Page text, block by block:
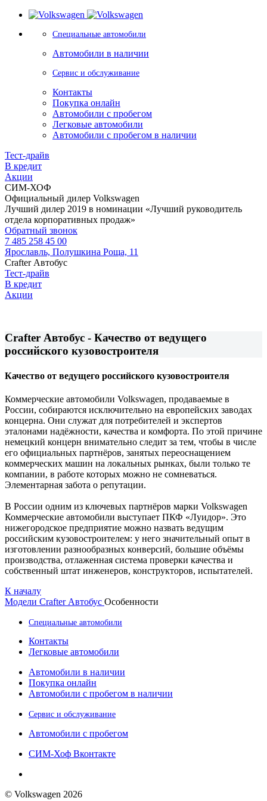
Специальные автомобили
Автомобили в наличии
Сервис и обслуживание
Контакты
Покупка онлайн
Автомобили с пробегом
Легковые автомобили
Автомобили с пробегом в наличии
Тест-драйв
В кредит
Акции
СИМ-ХОФ
Официальный дилер Volkswagen
Лучший дилер 2019 в номинации «Лучший руководитель
отдела корпоративных продаж»
Обратный звонок
7 485 258 45 00
Ярославль, Полушкина Роща, 11
Crafter Автобус
Тест-драйв
В кредит
Акции
Crafter Автобус - Качество от ведущего
российского кузовостроителя
Качество от ведущего российского кузовостроителя
Коммерческие автомобили Volkswagen, продаваемые в
России, собираются исключительно на европейских заводах
концерна. Они служат для потребителей и экспертов
эталонами надёжности, качества и комфорта. По этой причине
немецкий концерн внимательно следит за тем, чтобы в числе
его официальных партнёров, занятых переоснащением
коммерческих машин на локальных рынках, были только те
компании, в работе которых можно не сомневаться.
Элементарная забота о репутации.
В России одним из ключевых партнёров марки Volkswagen
Коммерческие автомобили выступает ПКФ «Луидор». Это
нижегородское предприятие можно назвать ведущим
российским кузовостроителем: у него значительный опыт в
изготовлении разнообразных конверсий, большие объёмы
производства, отлаженная система проверки качества и
собственный штат инженеров, конструкторов, испытателей.
К началу
Модели Crafter Автобус Особенности
Специальные автомобили
Контакты
Легковые автомобили
Автомобили в наличии
Покупка онлайн
Автомобили с пробегом в наличии
Сервис и обслуживание
Автомобили с пробегом
СИМ-Хоф Вконтакте
© Volkswagen 2026